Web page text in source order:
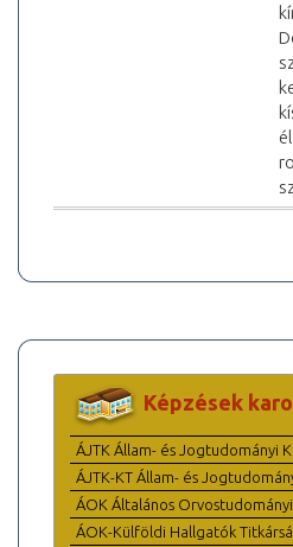
Képzések
ÁJTK Állam- és Jogtudományi
ÁJTK-KT Állam- és
ÁOK Általános
ÁOK-Külföldi Hallgatók